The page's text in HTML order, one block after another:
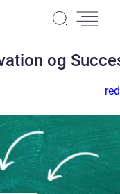
og